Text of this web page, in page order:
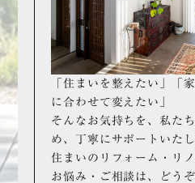
「住まいを整えたい」「
に合わせて変えたい」
そんなお気持ちを、私た
め、丁寧にサポートいたし
住まいのリフォーム・リ
お悩み・ご相談は、どう